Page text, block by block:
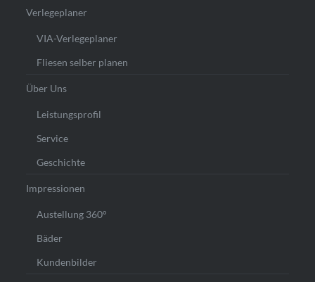
Verlegeplaner
VIA-Verlegeplaner
Fliesen selber planen
Über Uns
Leistungsprofil
Service
Geschichte
Impressionen
Austellung 360°
Bäder
Kundenbilder